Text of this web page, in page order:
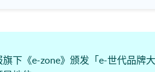
下《e-zone》颁发「e-世代品